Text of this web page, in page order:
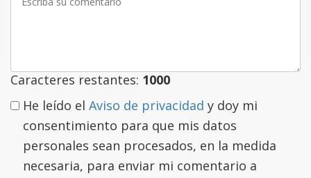
Caracteres restantes: 1000
He leído el Aviso de privacidad y doy mi
consentimiento para que mis datos
personales sean procesados, en la medida
necesaria, para enviar mi comentario a